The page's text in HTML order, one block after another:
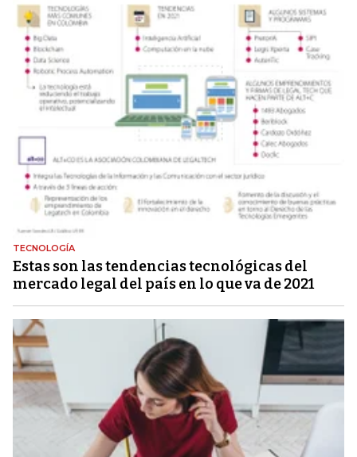
TECNOLOGÍA
Estas son las tendencias tecnológicas del
mercado legal del país en lo que va de 2021